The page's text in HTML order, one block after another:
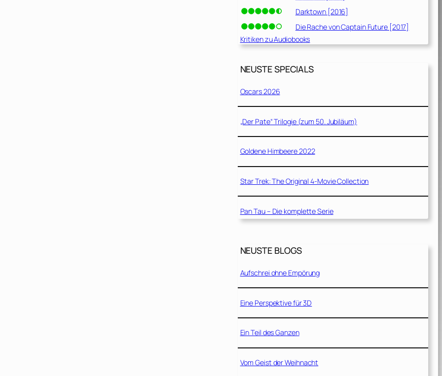
Darktown [2016]
Die Rache von Captain Future [2017]
Kritiken zu Audiobooks
NEUSTE SPECIALS
Oscars 2026
„Der Pate“ Trilogie (zum 50. Jubiläum)
Goldene Himbeere 2022
Star Trek: The Original 4-Movie Collection
Pan Tau – Die komplette Serie
NEUSTE BLOGS
Aufschrei ohne Empörung
Eine Perspektive für 3D
Ein Teil des Ganzen
Vom Geist der Weihnacht